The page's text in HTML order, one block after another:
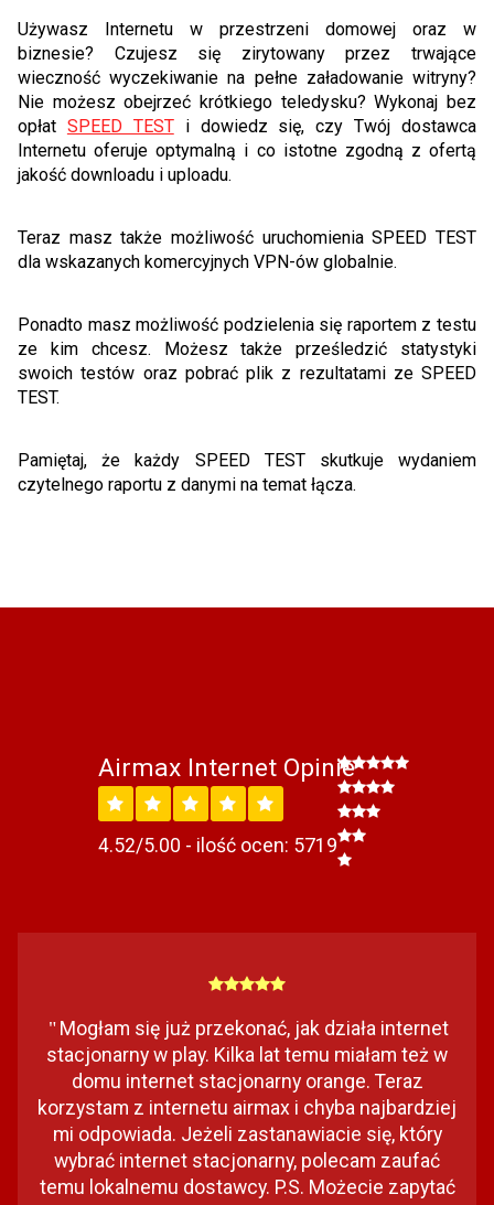
Używasz Internetu w przestrzeni domowej oraz w
biznesie? Czujesz się zirytowany przez trwające
wieczność wyczekiwanie na pełne załadowanie witryny?
Nie możesz obejrzeć krótkiego teledysku? Wykonaj bez
opłat SPEED TESTi dowiedz się, czy Twój dostawca
Internetu oferuje optymalną i co istotne zgodną z ofertą
jakość downloadu i uploadu.
Teraz masz także możliwość uruchomienia SPEED TEST
dla wskazanych komercyjnych VPN-ów globalnie.
Ponadto masz możliwość podzielenia się raportem z testu
ze kim chcesz. Możesz także prześledzić statystyki
swoich testów oraz pobrać plik z rezultatami ze SPEED
TEST.
Pamiętaj, że każdy SPEED TEST skutkuje wydaniem
czytelnego raportu z danymi na temat łącza.
Airmax Internet Opinie
4.52/5.00 - ilość ocen: 5719
" Mogłam się już przekonać, jak działa internet
stacjonarny w play. Kilka lat temu miałam też w
domu internet stacjonarny orange. Teraz
korzystam z internetu airmax i chyba najbardziej
mi odpowiada. Jeżeli zastanawiacie się, który
wybrać internet stacjonarny, polecam zaufać
temu lokalnemu dostawcy. P.S. Możecie zapytać